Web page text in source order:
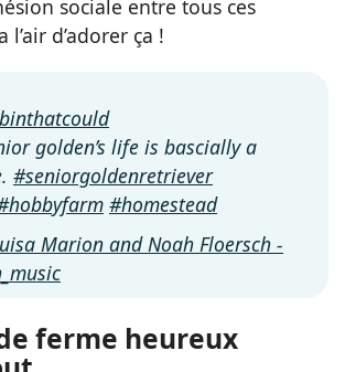
sociale entre tous ces
d’adorer ça !
golden’s life is bascially a
#seniorgoldenretriever
#homestead
Marion and Noah Floersch -
ferme heureux